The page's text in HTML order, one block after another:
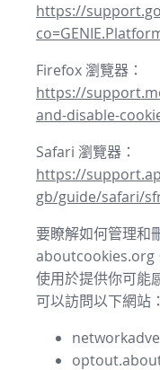
https://
Firefox 瀏覽器：
https://
and-disable-
Safari 瀏覽器：
https://
gb/guide/safari/
要瞭解如何管理和
aboutcookies.org
使用於提供你可能
可以訪問以下網站：